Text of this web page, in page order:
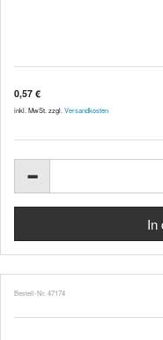
0,57 €
inkl. MwSt. zzgl. Versandkosten
Bestell-Nr. 47174